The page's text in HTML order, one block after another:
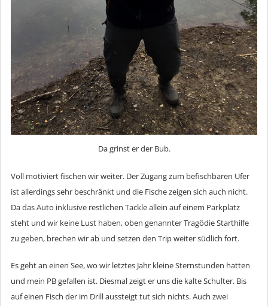
Da grinst er der Bub.
Voll motiviert fischen wir weiter. Der Zugang zum befischbaren Ufer
ist allerdings sehr beschränkt und die Fische zeigen sich auch nicht.
Da das Auto inklusive restlichen Tackle allein auf einem Parkplatz
steht und wir keine Lust haben, oben genannter Tragödie Starthilfe
zu geben, brechen wir ab und setzen den Trip weiter südlich fort.
Es geht an einen See, wo wir letztes Jahr kleine Sternstunden hatten
und mein PB gefallen ist. Diesmal zeigt er uns die kalte Schulter. Bis
auf einen Fisch der im Drill aussteigt tut sich nichts. Auch zwei